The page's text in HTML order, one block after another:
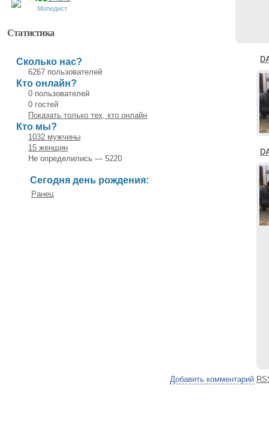
Мопедист
Статистика
Сколько нас?
6267 пользователей
Кто онлайн?
0 пользователей
0 гостей
Показать только тех, кто онлайн
Кто мы?
1032 мужчины
15 женщин
Не определились — 5220
Сегодня день рождения:
Ранец
Добавить комментарий